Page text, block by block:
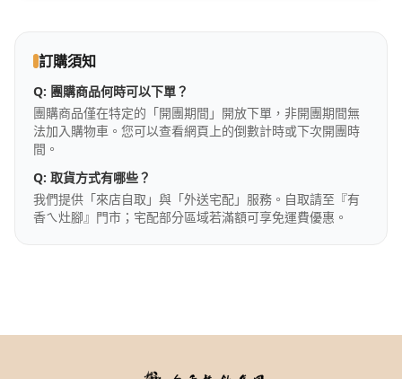
訂購須知
Q: 團購商品何時可以下單？
團購商品僅在特定的「開團期間」開放下單，非開團期間無
法加入購物車。您可以查看網頁上的倒數計時或下次開團時
間。
Q: 取貨方式有哪些？
我們提供「來店自取」與「外送宅配」服務。自取請至『有
香ㄟ灶腳』門市；宅配部分區域若滿額可享免運費優惠。